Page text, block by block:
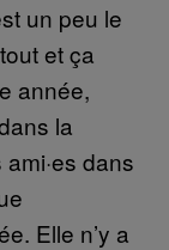
un peu le
et ça
année,
la
dans
Elle n’y a